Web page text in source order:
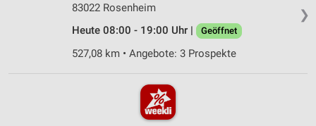
❯
83022 Rosenheim
Heute 08:00 - 19:00 Uhr |
Geöffnet
527,08 km • Angebote: 3 Prospekte